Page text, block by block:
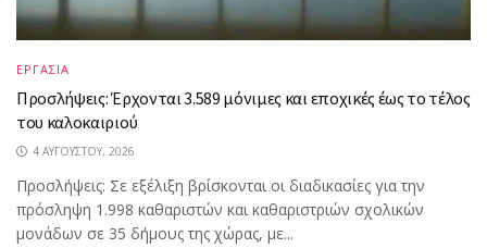
ΕΡΓΑΣΙΑ
Προσλήψεις: Έρχονται 3.589 μόνιμες και εποχικές έως το τέλος
του καλοκαιριού
4 ΑΥΓΟΎΣΤΟΥ, 2026
Προσλήψεις: Σε εξέλιξη βρίσκονται οι διαδικασίες για την
πρόσληψη 1.998 καθαριστών και καθαριστριών σχολικών
μονάδων σε 35 δήμους της χώρας, με...